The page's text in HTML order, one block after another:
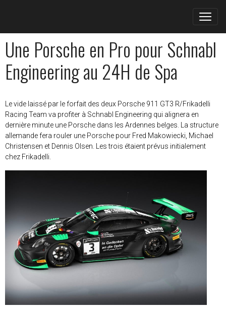
Une Porsche en Pro pour Schnabl
Engineering au 24H de Spa
Le vide laissé par le forfait des deux Porsche 911 GT3 R/Frikadelli
Racing Team va profiter à Schnabl Engineering qui alignera en
dernière minute une Porsche dans les Ardennes belges. La structure
allemande fera rouler une Porsche pour Fred Makowiecki, Michael
Christensen et Dennis Olsen. Les trois étaient prévus initialement
chez Frikadelli.